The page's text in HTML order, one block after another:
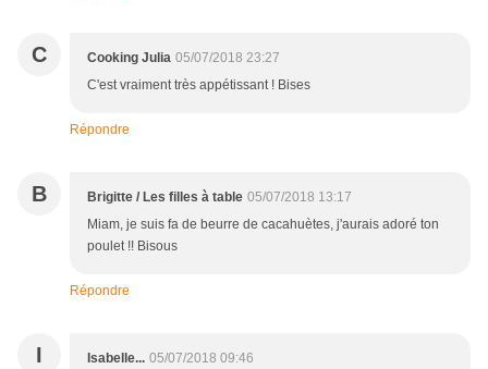
C Cooking Julia 05/07/2018 23:27
C'est vraiment très appétissant ! Bises
Répondre
B Brigitte / Les filles à table 05/07/2018 13:17
Miam, je suis fa de beurre de cacahuètes, j'aurais adoré ton
poulet !! Bisous
Répondre
I Isabelle... 05/07/2018 09:46